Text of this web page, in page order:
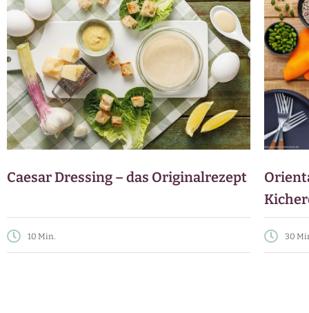
Caesar Dressing – das Originalrezept
10 Min. 30